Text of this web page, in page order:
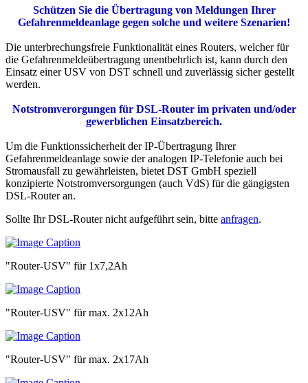
Schützen Sie die Übertragung von Meldungen Ihrer
Gefahrenmeldeanlage gegen solche und weitere Szenarien!
Die unterbrechungsfreie Funktionalität eines Routers, welcher für
die Gefahrenmeldeübertragung unentbehrlich ist, kann durch den
Einsatz einer USV von DST schnell und zuverlässig sicher gestellt
werden.
Notstromverorgungen für DSL-Router im privaten und/oder
gewerblichen Einsatzbereich.
Um die Funktionssicherheit der IP-Übertragung Ihrer
Gefahrenmeldeanlage sowie der analogen IP-Telefonie auch bei
Stromausfall zu gewährleisten, bietet DST GmbH speziell
konzipierte Notstromversorgungen (auch VdS) für die gängigsten
DSL-Router an.
Sollte Ihr DSL-Router nicht aufgeführt sein, bitte anfragen.
"Router-USV" für 1x7,2Ah
"Router-USV" für max. 2x12Ah
"Router-USV" für max. 2x17Ah